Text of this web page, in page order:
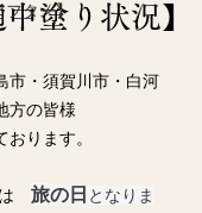
ター】
塗り状況】
市・須賀川市・白河
方の皆様
ります。
は 旅の日 となりま